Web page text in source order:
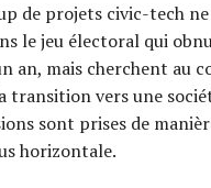
de projets civic-tech
le jeu électoral qui
an, mais cherchent au
transition vers une
sont prises de
horizontale.